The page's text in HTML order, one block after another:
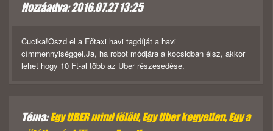
Hozzáadva: 2016.07.27 13:25
Cucika!Oszd el a Főtaxi havi tagdíját a havi
címmennyiséggel.Ja, ha robot módjára a kocsidban élsz, akkor
lehet hogy 10 Ft-al több az Uber részesedése.
Téma:Egy UBER mind fölött, Egy Uber kegyetlen, Egy a